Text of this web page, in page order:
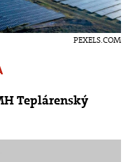
PEXELS.COM
Teplárenský